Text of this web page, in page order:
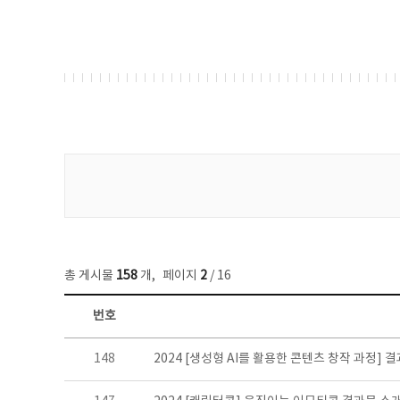
총 게시물 158 개, 페이지 2 / 16
콘텐츠이슈 목록 - 번호, 제목, 작성자, 파일, 조회수, 작성일 정보 제공
번호
148 2024 [생성형 AI를 활용한 콘텐츠 창작 과정]